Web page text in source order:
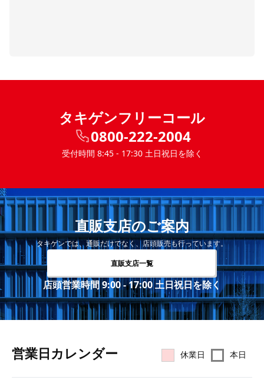
タキゲンフリーコール
0800-222-2004
受付時間 8:45 - 17:30 土日祝日を除く
直販支店のご案内
タキゲンでは、通販だけでなく、店頭販売も行っています。
直販支店一覧
店頭営業時間 9:00 - 17:00 土日祝日を除く
営業⽇カレンダー 休業日 本日